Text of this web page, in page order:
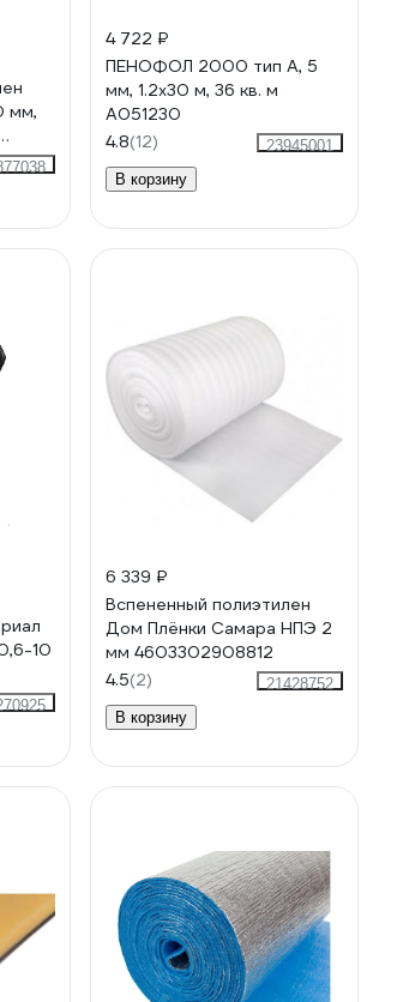
мм,
4 722 ₽
ПЕНОФОЛ 2000 тип А, 5
мм, 1.2х30 м, 36 кв. м
А051230
4.8(12)
23945001
В корзину
10
6 339 ₽
Вспененный полиэтилен
Дом Плёнки Самара НПЭ 2
мм 4603302908812
4.5(2)
21428752
В корзину